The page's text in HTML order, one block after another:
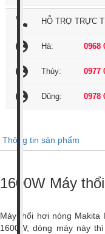
local_phone HỖ TRỢ TRỰC
account_circle Hà: 0968
account_circle Thúy: 0977
account_circle Dũng: 0978
Thông tin sản phẩm
1600W Máy
Máy thổi hơi nóng Makita
1600W, dòng máy này